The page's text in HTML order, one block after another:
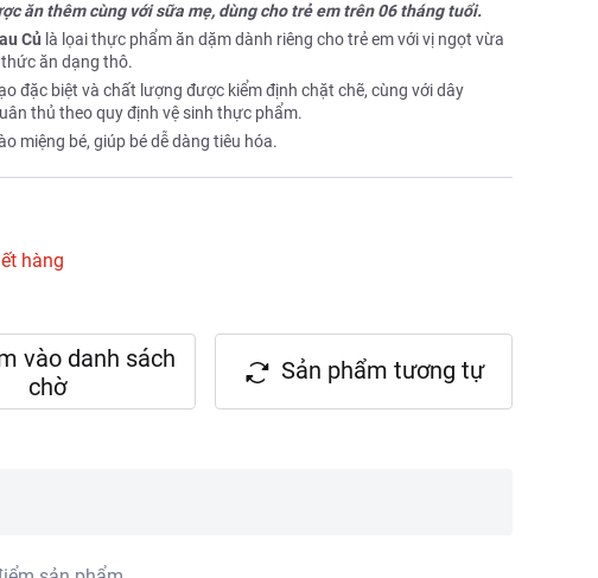
ăn thêm cùng với sữa mẹ, dùng cho trẻ em trên 06 tháng tuổi.
Củ là lọai thực phẩm ăn dặm dành riêng cho trẻ em với vị ngọt vừa
ăn dạng thô.
đặc biệt và chất lượng được kiểm định chặt chẽ, cùng với dây
thủ theo quy định vệ sinh thực phẩm.
miệng bé, giúp bé dễ dàng tiêu hóa.
hàng
vào danh sách
chờ
Sản phẩm tương tự